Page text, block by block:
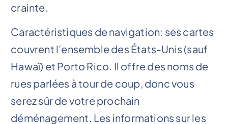
crainte.
Caractéristiques de navigation: ses cartes
couvrent l’ensemble des États-Unis (sauf
Hawaï) et Porto Rico. Il offre des noms de
rues parlées à tour de coup, donc vous
serez sûr de votre prochain
déménagement. Les informations sur les